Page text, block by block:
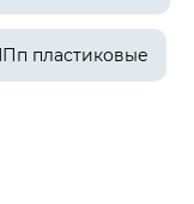
пластиковые